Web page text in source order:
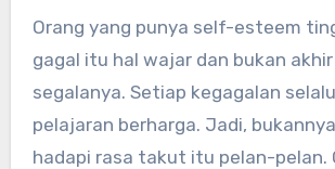
Orang yang punya self-esteem
gagal itu hal wajar dan bukan
segalanya. Setiap kegagalan
pelajaran berharga. Jadi,
hadapi rasa takut itu pelan-pelan.